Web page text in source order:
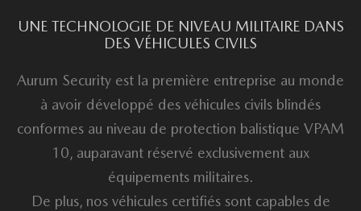
UNE TECHNOLOGIE DE NIVEAU MILITAIRE DANS
DES VÉHICULES CIVILS
Aurum Security est la première entreprise au monde
à avoir développé des véhicules civils blindés
conformes au niveau de protection balistique VPAM
10, auparavant réservé exclusivement aux
équipements militaires.
De plus, nos véhicules certifiés sont capables de